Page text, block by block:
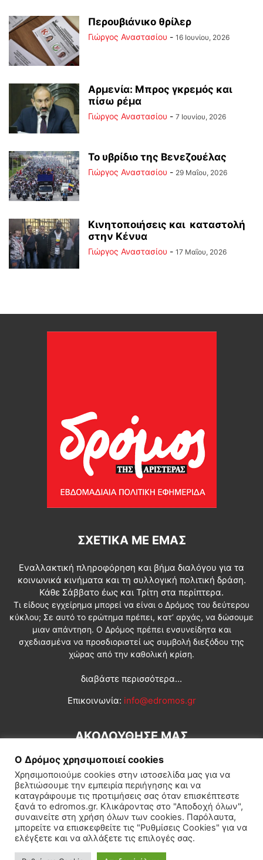
Περουβιάνικο θρίλερ
Γιώργος Αναστασίου - 16 Ιουνίου, 2026
Αρμενία: Μπρος γκρεμός και
πίσω ρέμα
Γιώργος Αναστασίου - 7 Ιουνίου, 2026
Το υβρίδιο της Βενεζουέλας
Γιώργος Αναστασίου - 29 Μαΐου, 2026
Κινητοποιήσεις και καταστολή
στην Κένυα
Γιώργος Αναστασίου - 17 Μαΐου, 2026
ΣΧΕΤΙΚΆ ΜΕ ΕΜΆΣ
Εναλλακτική πληροφόρηση και βήμα διαλόγου για τα
κοινωνικά κινήματα και τη συλλογική πολιτική δράση.
Κάθε Σάββατο έως και Τρίτη στα περίπτερα.
Τι είδους εγχείρημα μπορεί να είναι ο Δρόμος του δεύτερου
κύκλου; Σε αυτό το ερώτημα πρέπει, κατ’ αρχάς, να δώσουμε
μιαν απάντηση. Ο Δρόμος πρέπει ενσυνείδητα και
σχεδιασμένα να προσδιοριστεί ως συμβολή διεξόδου της
χώρας από την καθολική κρίση.
διαβάστε περισσότερα...
Επικοινωνία: info@edromos.gr
ΑΚΟΛΟΥΘΗΣΕ ΜΑΣ
Εγγραφή συνδρομητή Πολιτική Διεθνή Κοινωνία
Πολιτισμός Αφιερώματα
Ο Δρόμος χρησιμοποιεί cookies
Χρησιμοποιούμε cookies στην ιστοσελίδα μας για να
βελτιώσουμε την εμπειρία περιήγησης και να
καταγράφουμε τις προτιμήσεις σας όταν επισκέπτεστε
ξανά το edromos.gr. Κλικάροντας στο "Αποδοχή όλων",
συναινείτε στη χρήση όλων των cookies. Παρόλαυτα,
μπορείτε να επισκεφθείτε τις "Ρυθμίσεις Cookies" για να
ελέγξετε και να αλλάξετε τις επιλογές σας.